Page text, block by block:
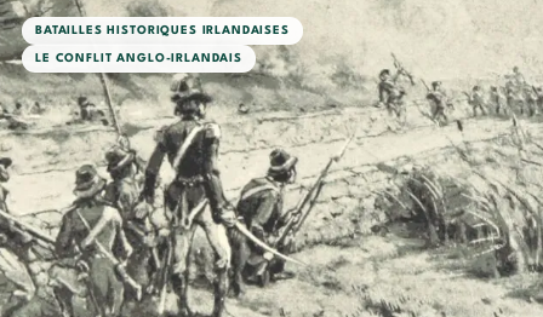
BATAILLES HISTORIQUES IRLANDAISES
LE CONFLIT ANGLO-IRLANDAIS